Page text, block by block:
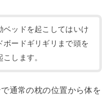
ベッドを起こしてはいけ
ボードギリギリまで頭を
こします。
通常の枕の位置から体を